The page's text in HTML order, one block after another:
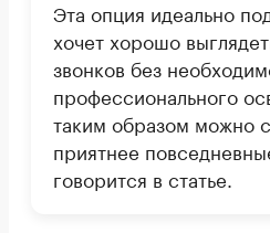
Эта опция идеально
хочет хорошо
звонков без
профессионального
таким образом можно
приятнее
говорится в статье.